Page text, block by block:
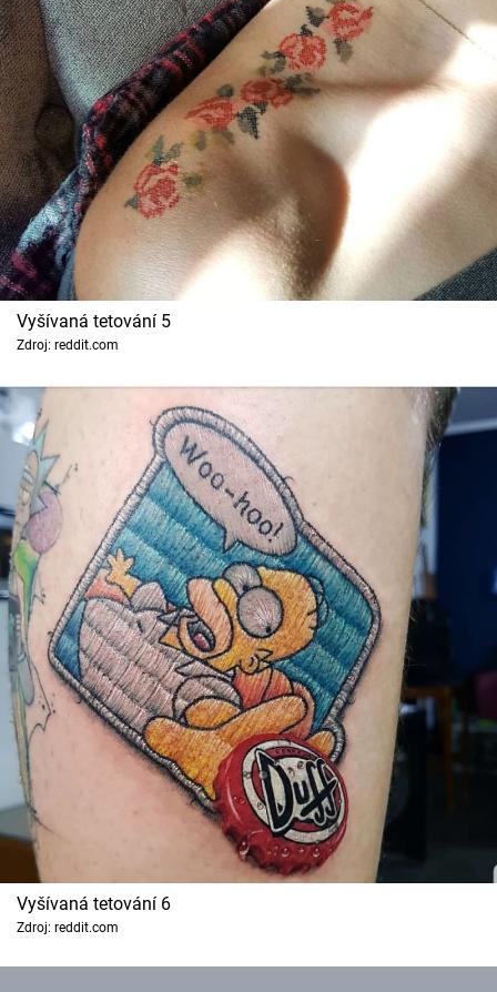
Vyšívaná tetování 5
Zdroj: reddit.com
Vyšívaná tetování 6
Zdroj: reddit.com